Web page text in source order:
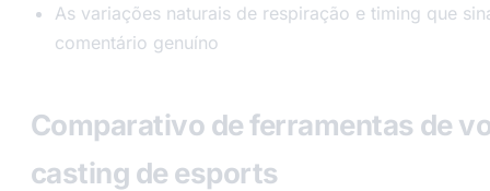
As variações naturais de respiração e timing que
comentário genuíno
Comparativo de ferramentas de
casting de esports